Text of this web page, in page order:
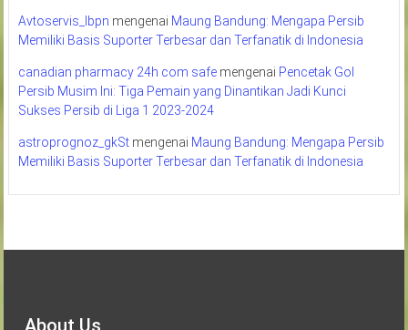
Avtoservis_lbpn mengenai Maung Bandung: Mengapa Persib
Memiliki Basis Suporter Terbesar dan Terfanatik di Indonesia
canadian pharmacy 24h com safemengenai Pencetak Gol
Persib Musim Ini: Tiga Pemain yang Dinantikan Jadi Kunci
Sukses Persib di Liga 1 2023-2024
astroprognoz_gkStmengenai Maung Bandung: Mengapa Persib
Memiliki Basis Suporter Terbesar dan Terfanatik di Indonesia
About Us